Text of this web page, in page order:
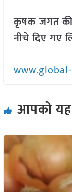
कृषक जगत की
नीचे दिए गए
आपको